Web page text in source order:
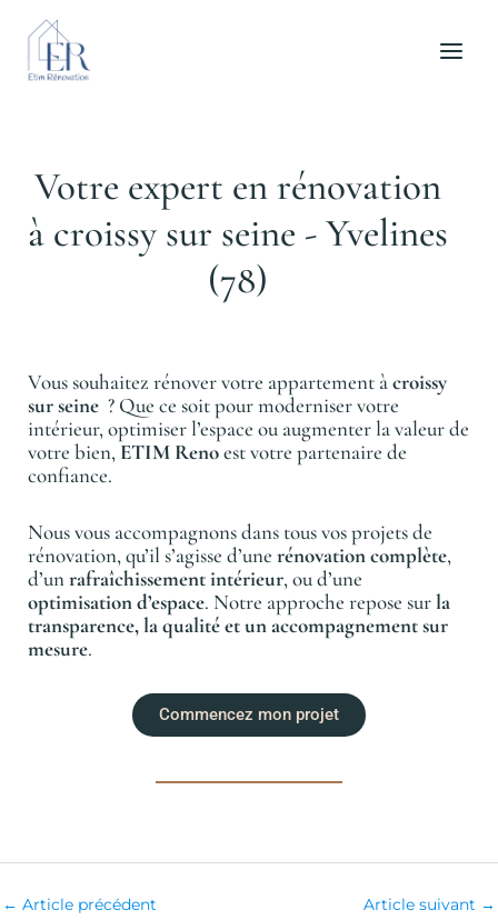
contenu
Votre expert en rénovation
à croissy sur seine - Yvelines
(78)
Vous souhaitez rénover votre appartement àcroissy
sur seine ? Que ce soit pour moderniser votre
intérieur, optimiser l’espace ou augmenter la valeur de
votre bien, ETIM Renoest votre partenaire de
confiance.
Nous vous accompagnons dans tous vos projets de
rénovation, qu’il s’agisse d’une rénovation complète,
d’unrafraîchissement intérieur, ou d’une
optimisation d’espace. Notre approche repose surla
transparence, la qualité et un accompagnement sur
mesure.
Commencez mon projet
← Article précédent Article suivant →